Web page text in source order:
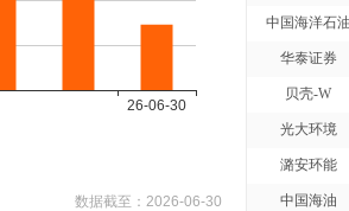
数据截至： 2026-06-30
中国海洋石油
华泰证券
贝壳-W
光大环境
潞安环能
中国海油